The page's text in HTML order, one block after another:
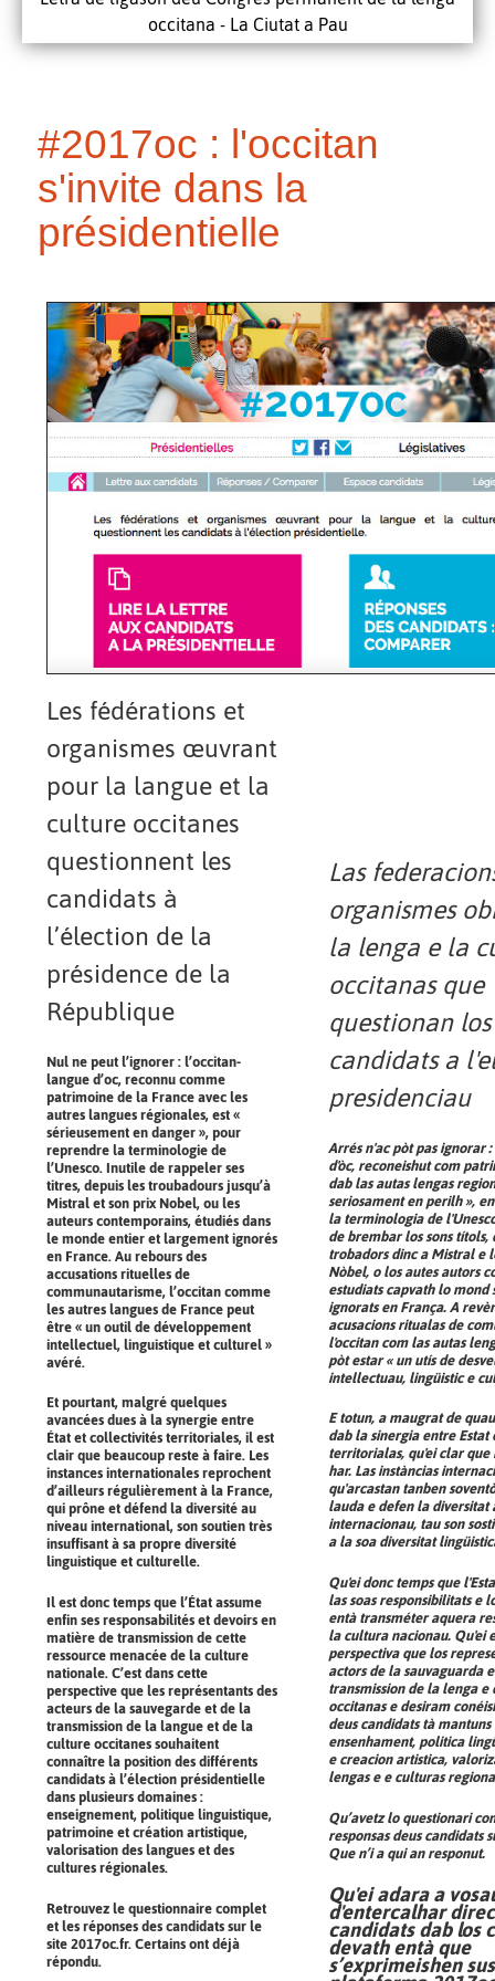
occitana - La Ciutat a Pau
#2017oc : l'occitan
s'invite dans la
présidentielle
Les fédérations et
organismes œuvrant
pour la langue et la
culture occitanes
questionnent les
candidats à
l’élection de la
présidence de la
République
Nul ne peut l’ignorer : l’occitan-
langue d’oc, reconnu comme
patrimoine de la France avec les
autres langues régionales, est «
sérieusement en danger », pour
reprendre la terminologie de
l’Unesco. Inutile de rappeler ses
titres, depuis les troubadours jusqu’à
Mistral et son prix Nobel, ou les
auteurs contemporains, étudiés dans
le monde entier et largement ignorés
en France. Au rebours des
accusations rituelles de
communautarisme, l’occitan comme
les autres langues de France peut
être « un outil de développement
intellectuel, linguistique et culturel »
avéré.
Et pourtant, malgré quelques
avancées dues à la synergie entre
État et collectivités territoriales, il est
clair que beaucoup reste à faire. Les
instances internationales reprochent
d’ailleurs régulièrement à la France,
qui prône et défend la diversité au
niveau international, son soutien très
insuffisant à sa propre diversité
linguistique et culturelle.
Il est donc temps que l’État assume
enfin ses responsabilités et devoirs en
matière de transmission de cette
ressource menacée de la culture
nationale. C’est dans cette
perspective que les représentants des
acteurs de la sauvegarde et de la
transmission de la langue et de la
culture occitanes souhaitent
connaître la position des différents
candidats à l’élection présidentielle
dans plusieurs domaines :
enseignement, politique linguistique,
patrimoine et création artistique,
valorisation des langues et des
cultures régionales.
Retrouvez le questionnaire complet
et les réponses des candidats sur le
site 2017oc.fr. Certains ont déjà
répondu.
Las
organismes
la lenga e la
occitanas que
questionan los
candidats a
presidenciau
Arrés n'ac pòt pas ignorar
d'òc, reconeishut com
dab las autas lengas
seriosament en perilh »,
la terminologia de
de brembar los sons títols,
trobadors dinc a Mistral e
Nòbel, o los autes autors
estudiats capvath lo mond
ignorats en França. A
acusacions ritualas de
l'occitan com las autas
pòt estar « un utís de
intellectuau, lingüistic e
E totun, a maugrat de
dab la sinergia entre Estat
territorialas, qu'ei clar que
har. Las instàncias
qu'arcastan tanben
lauda e defen la diversitat
internacionau, tau son
a la soa diversitat
Qu'ei donc temps que
las soas responsibilitats e
entà transméter aquera
la cultura nacionau. Qu'ei
perspectiva que los
actors de la sauvaguarda
transmission de la lenga e
occitanas e desiram
deus candidats tà mantuns
ensenhament, politica
e creacion artistica,
lengas e e culturas
Qu’avetz lo questionari
responsas deus candidats
Que n’i a qui an responut.
Qu'ei adara a
d'entercalhar
candidats dab los
devath entà que
s’exprimeishen